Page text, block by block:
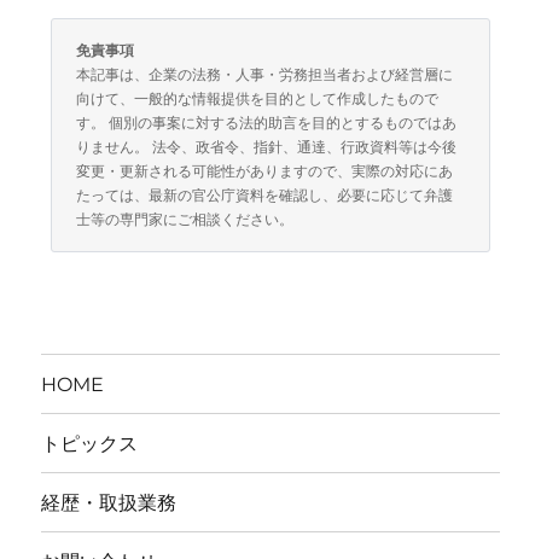
免責事項
本記事は、企業の法務・人事・労務担当者および経営層に
向けて、一般的な情報提供を目的として作成したもので
す。 個別の事案に対する法的助言を目的とするものではあ
りません。 法令、政省令、指針、通達、行政資料等は今後
変更・更新される可能性がありますので、実際の対応にあ
たっては、最新の官公庁資料を確認し、必要に応じて弁護
士等の専門家にご相談ください。
HOME
トピックス
経歴・取扱業務